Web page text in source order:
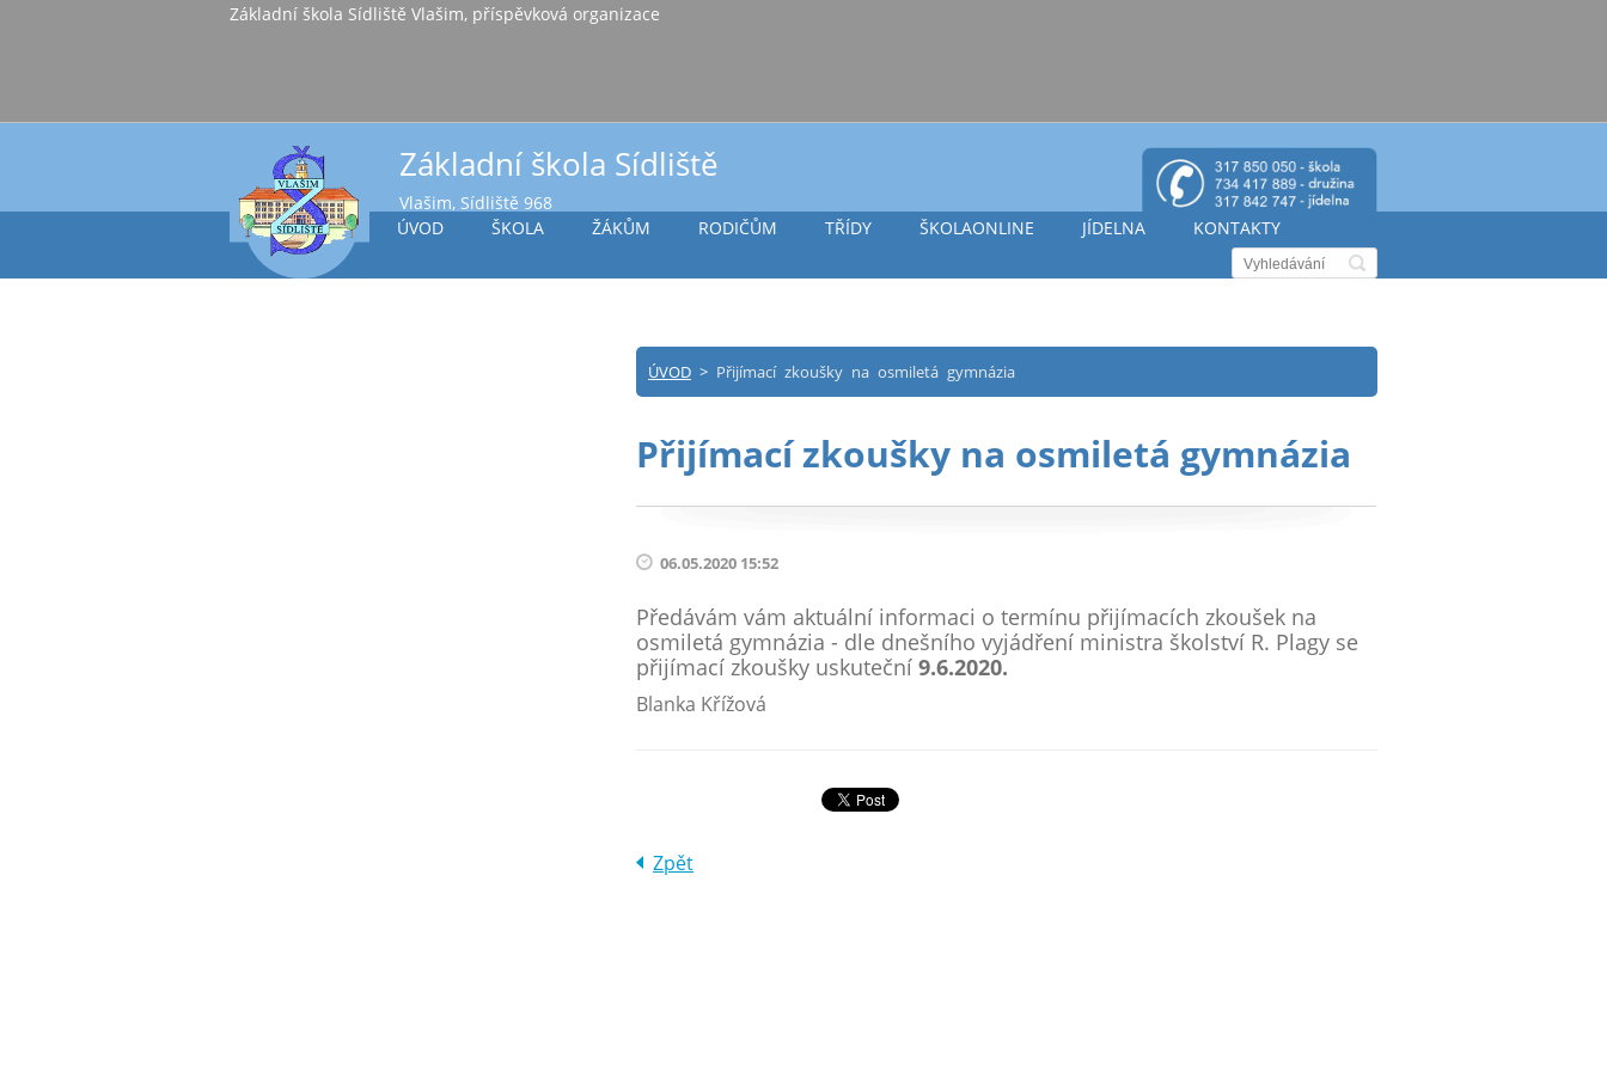
Základní škola Sídliště Vlašim, příspěvková organizace
Základní škola Sídliště
Vlašim, Sídliště 968
ÚVOD
ŠKOLA ŽÁKŮM RODIČŮM TŘÍDY ŠKOLAONLINE JÍDELNA KONTAKTY
ÚVOD > Přijímací zkoušky na osmiletá gymnázia
Přijímací zkoušky na osmiletá gymnázia
06.05.2020 15:52
Předávám vám aktuální informaci o termínu přijímacích zkoušek na
osmiletá gymnázia - dle dnešního vyjádření ministra školství R. Plagy se
přijímací zkoušky uskuteční 9.6.2020.
Blanka Křížová
Zpět